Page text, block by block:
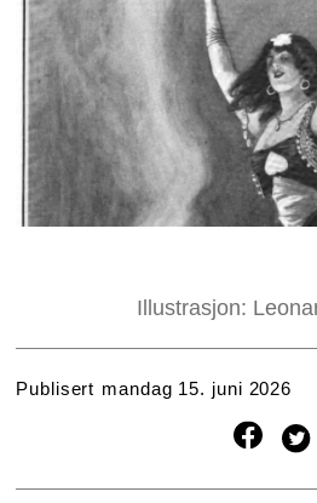
Illustrasjon:
Publisert mandag 15. juni 2026